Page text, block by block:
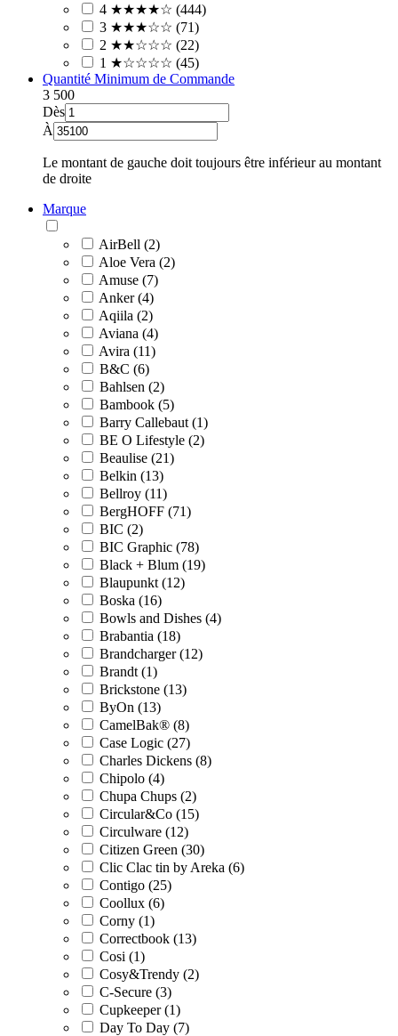
4 ★★★★☆ (444)
3 ★★★☆☆ (71)
2 ★★☆☆☆ (22)
1 ★☆☆☆☆ (45)
Quantité Minimum de Commande
3 500
Dès
À
Le montant de gauche doit toujours être inférieur au montant
de droite
Marque
AirBell (2)
Aloe Vera (2)
Amuse (7)
Anker (4)
Aqiila (2)
Aviana (4)
Avira (11)
B&C (6)
Bahlsen (2)
Bambook (5)
Barry Callebaut (1)
BE O Lifestyle (2)
Beaulise (21)
Belkin (13)
Bellroy (11)
BergHOFF (71)
BIC (2)
BIC Graphic (78)
Black + Blum (19)
Blaupunkt (12)
Boska (16)
Bowls and Dishes (4)
Brabantia (18)
Brandcharger (12)
Brandt (1)
Brickstone (13)
ByOn (13)
CamelBak® (8)
Case Logic (27)
Charles Dickens (8)
Chipolo (4)
Chupa Chups (2)
Circular&Co (15)
Circulware (12)
Citizen Green (30)
Clic Clac tin by Areka (6)
Contigo (25)
Coollux (6)
Corny (1)
Correctbook (13)
Cosi (1)
Cosy&Trendy (2)
C-Secure (3)
Cupkeeper (1)
Day To Day (7)